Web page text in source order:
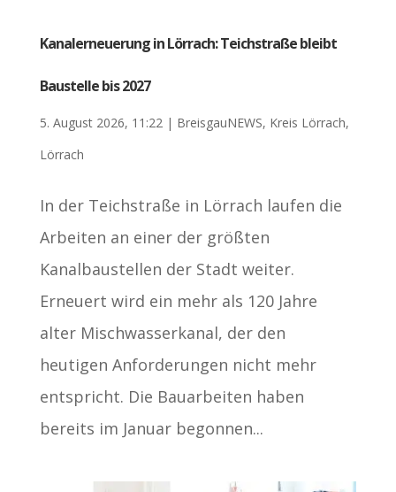
Kanalerneuerung in Lörrach: Teichstraße bleibt
Baustelle bis 2027
5. August 2026, 11:22| BreisgauNEWS, Kreis Lörrach,
Lörrach
In der Teichstraße in Lörrach laufen die
Arbeiten an einer der größten
Kanalbaustellen der Stadt weiter.
Erneuert wird ein mehr als 120 Jahre
alter Mischwasserkanal, der den
heutigen Anforderungen nicht mehr
entspricht. Die Bauarbeiten haben
bereits im Januar begonnen...